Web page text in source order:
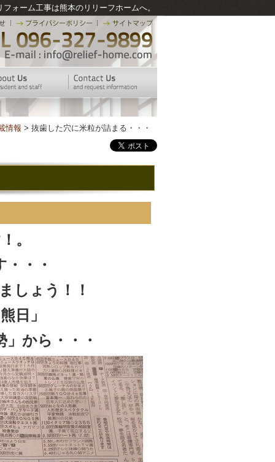
ォーム工事は熊本のリリーフホームへ。
情報 > 抜歯した穴に米粒が詰まる・・・
。
・・
しょう！！
日」
から・・・